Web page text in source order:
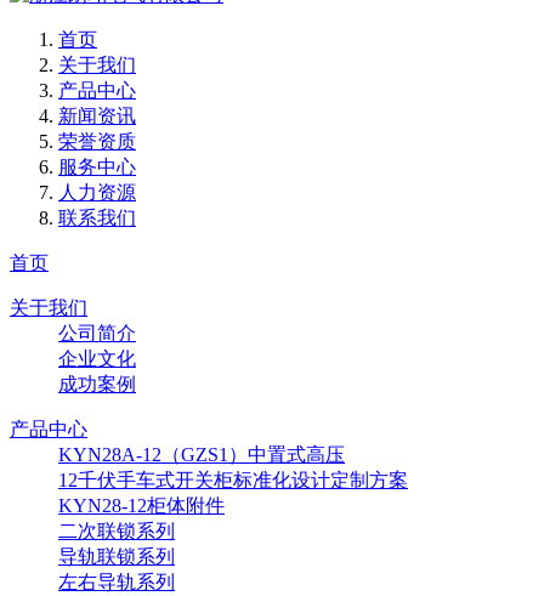
首页
关于我们
产品中心
新闻资讯
荣誉资质
服务中心
人力资源
联系我们
首页
关于我们
公司简介
企业文化
成功案例
产品中心
KYN28A-12（GZS1）中置式高压
12千伏手车式开关柜标准化设计定制方案
KYN28-12柜体附件
二次联锁系列
导轨联锁系列
左右导轨系列